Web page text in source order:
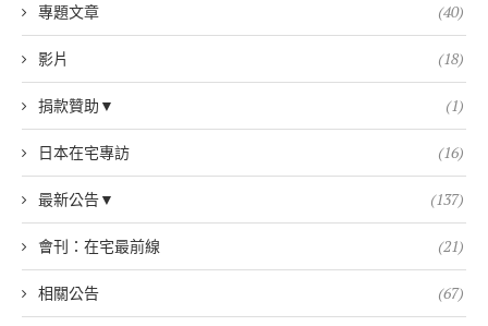
專題文章 (40)
影片 (18)
捐款贊助▼ (1)
日本在宅專訪 (16)
最新公告▼ (137)
會刊：在宅最前線 (21)
相關公告 (67)